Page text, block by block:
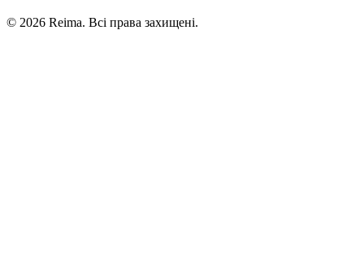
© 2026 Reima. Всі права захищені.